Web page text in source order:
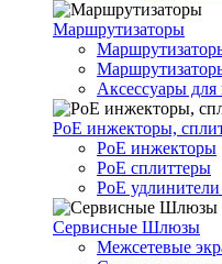
Маршрутизаторы
Аксессуары
PoE инжекторы,
PoE инжекторы
PoE сплиттеры
PoE
Сервисные Шлюзы
Межсетевые